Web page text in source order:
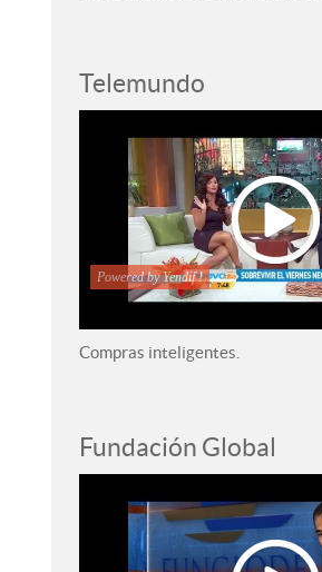
Telemundo
Powered by Yendif !
Compras inteligentes.
Fundación Global